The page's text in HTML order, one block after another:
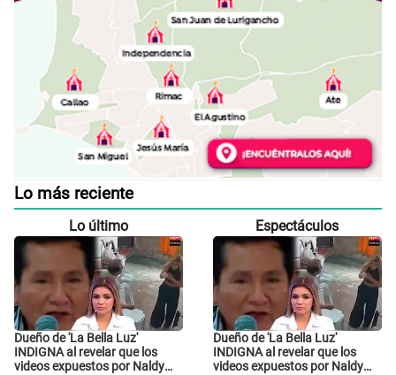
Lo más reciente
Lo último
Dueño de 'La Bella Luz'
INDIGNA al revelar que los
videos expuestos por Naldy
Espectáculos
Dueño de 'La Bella Luz'
INDIGNA al revelar que los
videos expuestos por Naldy